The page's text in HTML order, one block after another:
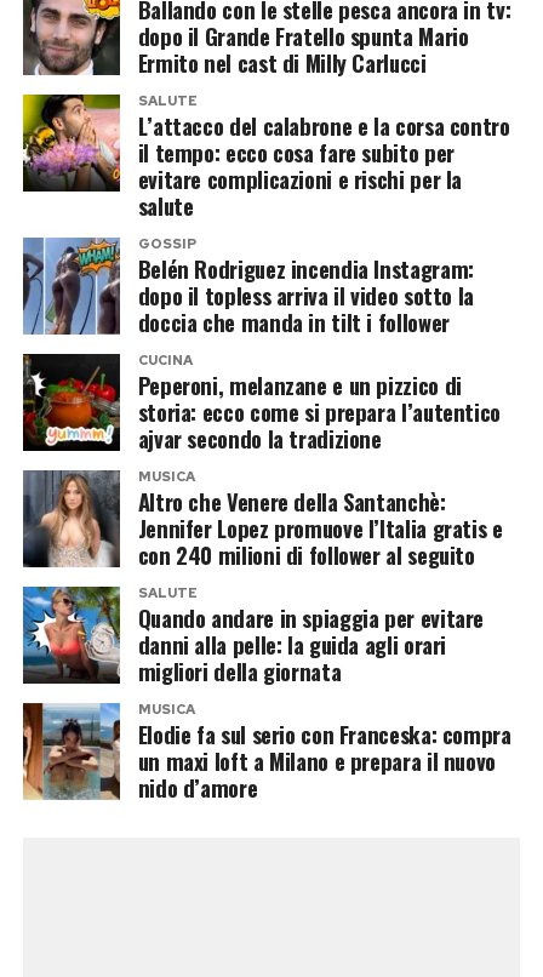
di Casalino.
La coppia potrebbe entrare insieme,
trasformando la partecipazione in un racconto
sentimentale oltre che televisivo. Resta aperta
anche l’ipotesi di un ingresso in solitaria, mentre
sul tavolo continua a esserci l’opzione più
semplice: un doppio no e tutti a casa, ma senza
telecamere.
Chi è Alejandro Martinez, il
compagno che piace al reality
Alejandro Martinez potrebbe rappresentare la
vera carta a sorpresa dell’operazione.
Imprenditore colombiano, è legato
sentimentalmente a Casalino e finora ha
mantenuto un profilo molto più riservato
rispetto al compagno.
Proprio questa differenza potrebbe incuriosire
gli autori. Da una parte un volto abituato alle
telecamere, alle polemiche politiche e alla
comunicazione pubblica; dall’altra una figura
Ballando con le stelle pesca ancora in tv:
dopo il Grande Fratello spunta Mario
Ermito nel cast di Milly Carlucci
SALUTE
L’attacco del calabrone e la corsa contro
il tempo: ecco cosa fare subito per
evitare complicazioni e rischi per la
salute
GOSSIP
Belén Rodriguez incendia Instagram:
dopo il topless arriva il video sotto la
doccia che manda in tilt i follower
CUCINA
Peperoni, melanzane e un pizzico di
storia: ecco come si prepara l’autentico
ajvar secondo la tradizione
MUSICA
Altro che Venere della Santanchè:
Jennifer Lopez promuove l’Italia gratis e
con 240 milioni di follower al seguito
SALUTE
Quando andare in spiaggia per evitare
danni alla pelle: la guida agli orari
migliori della giornata
MUSICA
Elodie fa sul serio con Franceska: compra
un maxi loft a Milano e prepara il nuovo
nido d’amore